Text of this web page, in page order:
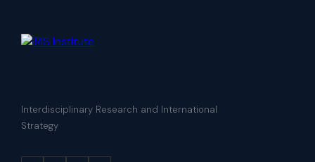
Interdisciplinary Research and International
Strategy